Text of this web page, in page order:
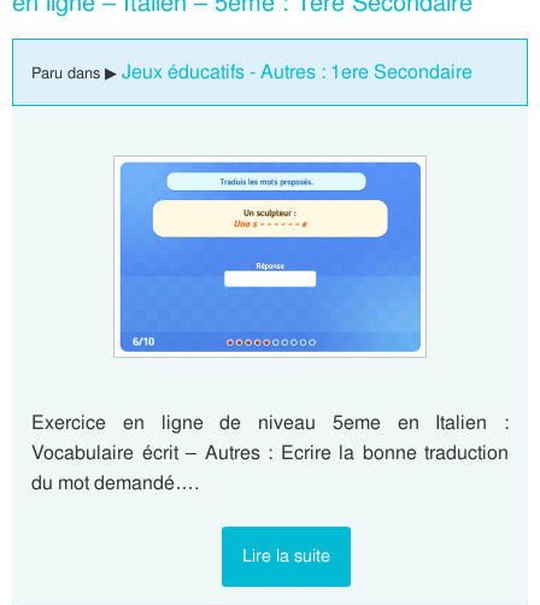
Paru dans ▶ Jeux éducatifs - Autres : 1ere Secondaire
Exercice en ligne de niveau 5eme en Italien :
Vocabulaire écrit – Autres : Ecrire la bonne traduction
du mot demandé….
Lire la suite